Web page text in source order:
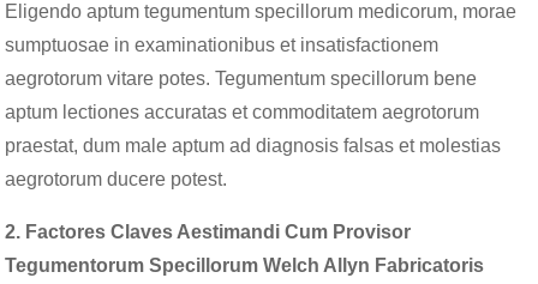
Eligendo aptum tegumentum specillorum medicorum, morae
sumptuosae in examinationibus et insatisfactionem
aegrotorum vitare potes. Tegumentum specillorum bene
aptum lectiones accuratas et commoditatem aegrotorum
praestat, dum male aptum ad diagnosis falsas et molestias
aegrotorum ducere potest.
2. Factores Claves Aestimandi Cum Provisor
Tegumentorum Specillorum Welch Allyn Fabricatoris